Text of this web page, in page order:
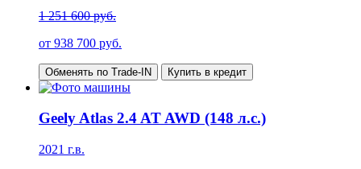
1 251 600 руб.
от 938 700 руб.
Обменять по Trade-IN Купить в кредит
Geely Atlas 2.4 AT AWD (148 л.с.)
2021 г.в.